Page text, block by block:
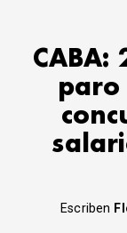
CABA:
paro
Escriben